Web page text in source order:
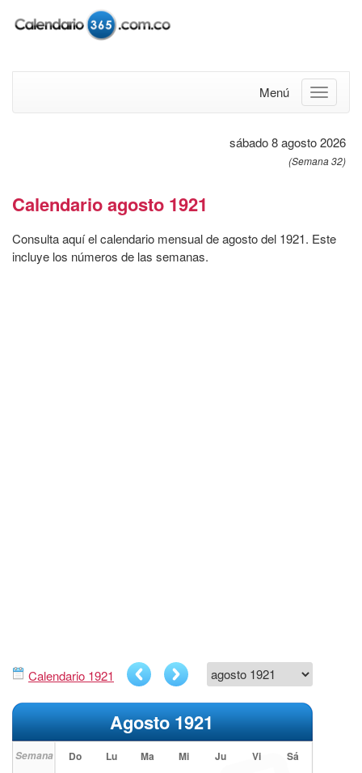
Menú
sábado 8 agosto 2026
(Semana 32)
Calendario agosto 1921
Consulta aquí el calendario mensual de agosto del 1921. Este
incluye los números de las semanas.
Calendario 1921
Agosto 1921
Semana Do Lu Ma Mi Ju Vi Sá